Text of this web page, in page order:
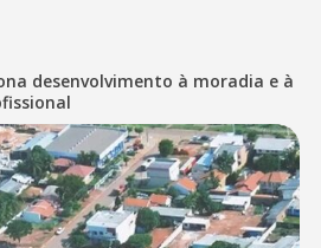
desenvolvimento à moradia e à